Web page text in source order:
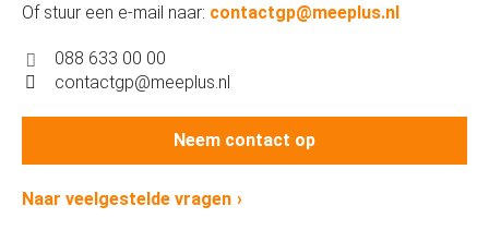
Of stuur een e-mail naar: contactgp@meeplus.nl
088 633 00 00
contactgp@meeplus.nl
Neem contact op
Naar veelgestelde vragen